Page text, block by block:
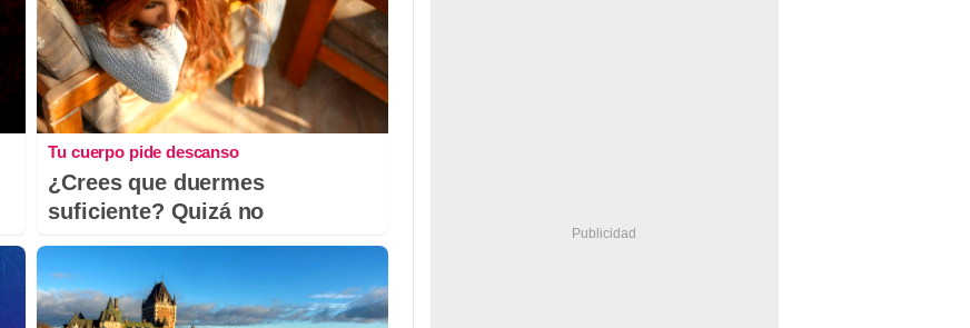
Tu cuerpo pide descanso
¿Crees que duermes
suficiente? Quizá no